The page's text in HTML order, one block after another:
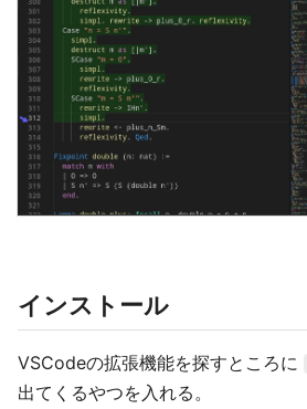
インストール
VSCodeの拡張機能を探すところに
出てくるやつを入れる。